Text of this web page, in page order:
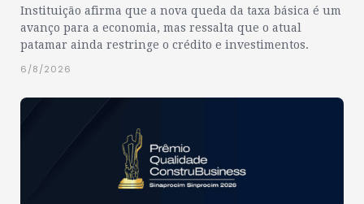
Instituição afirma que a nova queda da taxa básica é um
avanço para a economia, mas ressalta que o atual
patamar ainda restringe o crédito e investimentos.
6/8/2026